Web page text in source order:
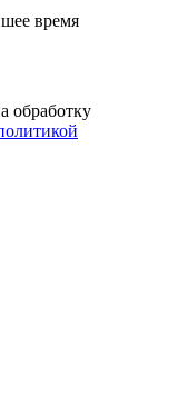
время
обработку